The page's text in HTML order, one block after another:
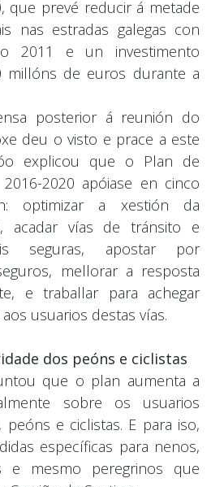
que prevé reducir á metade
nas estradas galegas con
2011 e un investimento
millóns de euros durante a
posterior á reunión do
deu o visto e prace a este
explicou que o Plan de
2016-2020 apóiase en cinco
optimizar a xestión da
acadar vías de tránsito e
seguras, apostar por
mellorar a resposta
e traballar para achegar
usuarios destas vías.
dos peóns e ciclistas
que o plan aumenta a
sobre os usuarios
peóns e ciclistas. E para iso,
específicas para nenos,
e mesmo peregrinos que